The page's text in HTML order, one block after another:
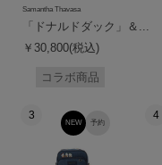
Samantha Thavasa
「ドナルドダック」＆...
￥30,800(税込)
コラボ商品
3
予約
NEW
4